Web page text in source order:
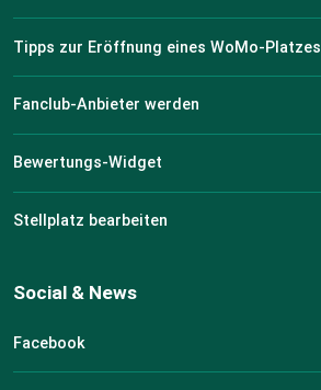
Tipps zur Eröffnung eines WoMo-Platzes
Fanclub-Anbieter werden
Bewertungs-Widget
Stellplatz bearbeiten
Social & News
Facebook